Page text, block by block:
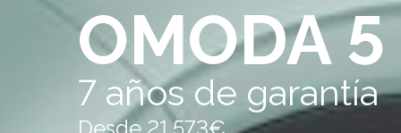
OMODA 5
7 años de garantía